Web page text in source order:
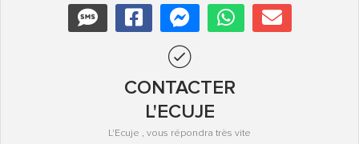
CONTACTER
L'ECUJE
L'Ecuje , vous répondra très vite